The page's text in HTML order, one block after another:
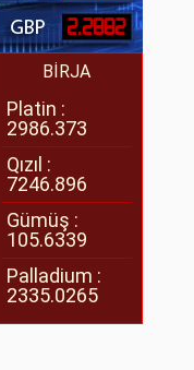
2.2882
BİRJA
Platin :
2986.373
Qızıl :
7246.896
Gümüş :
105.6339
Palladium :
2335.0265